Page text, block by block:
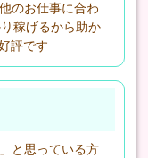
のお仕事に合わ
稼げるから助か
評です
と思っている方